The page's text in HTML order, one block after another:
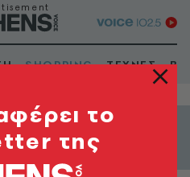
SHOPPING ΤΕΧΝΕΣ
το
της